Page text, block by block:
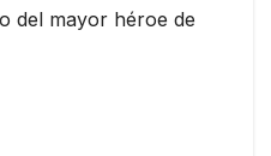
del mayor héroe de